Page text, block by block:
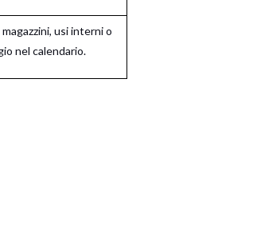
usi interni o
nel calendario.